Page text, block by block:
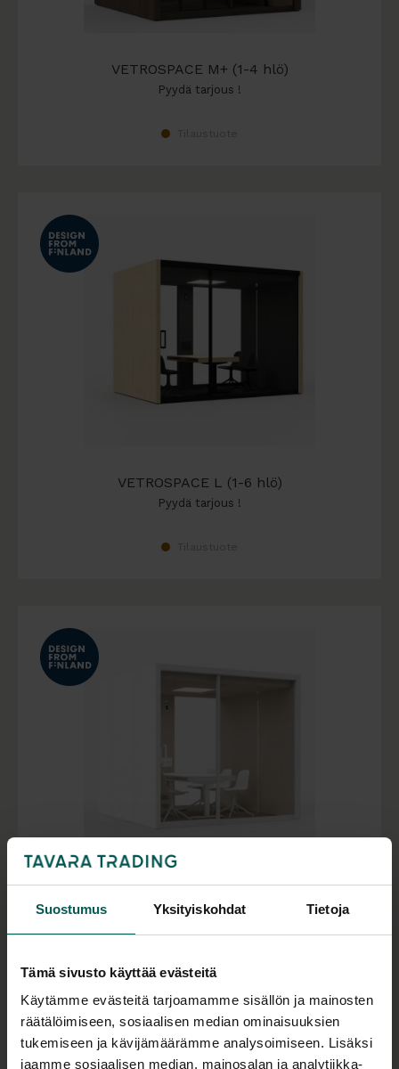
Suostumus Yksityiskohdat Tietoja
Tämä sivusto käyttää evästeitä
Käytämme evästeitä tarjoamamme sisällön ja mainosten
räätälöimiseen, sosiaalisen median ominaisuuksien
tukemiseen ja kävijämäärämme analysoimiseen. Lisäksi
jaamme sosiaalisen median, mainosalan ja analytiikka-
VETROSPACE M+ (1-4 hlö)
Pyydä tarjous !
VETROSPACE L (1-6 hlö)
Pyydä tarjous !
Pyydä tarjous !